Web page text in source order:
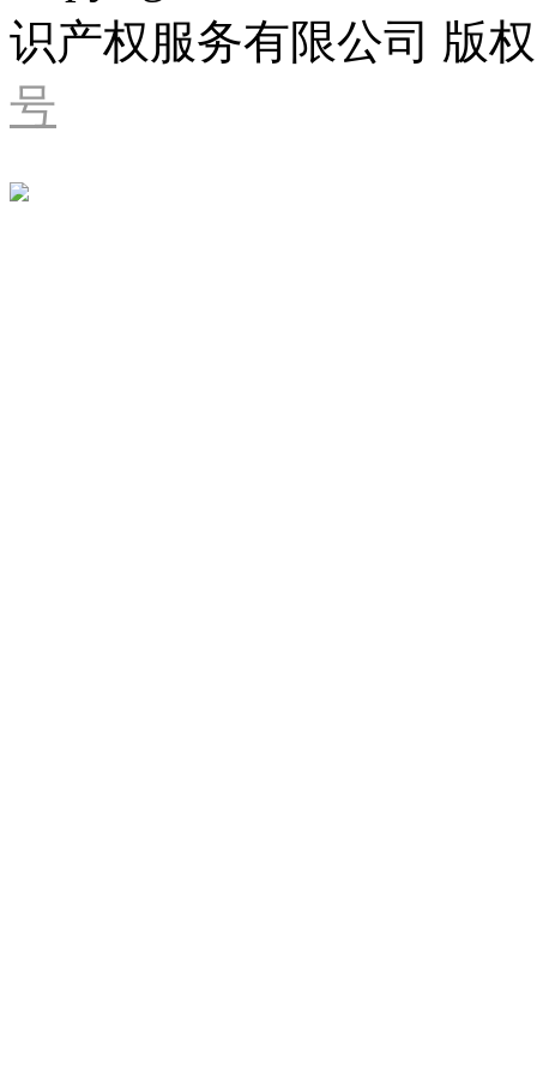
识产权服务有限公司 版
号